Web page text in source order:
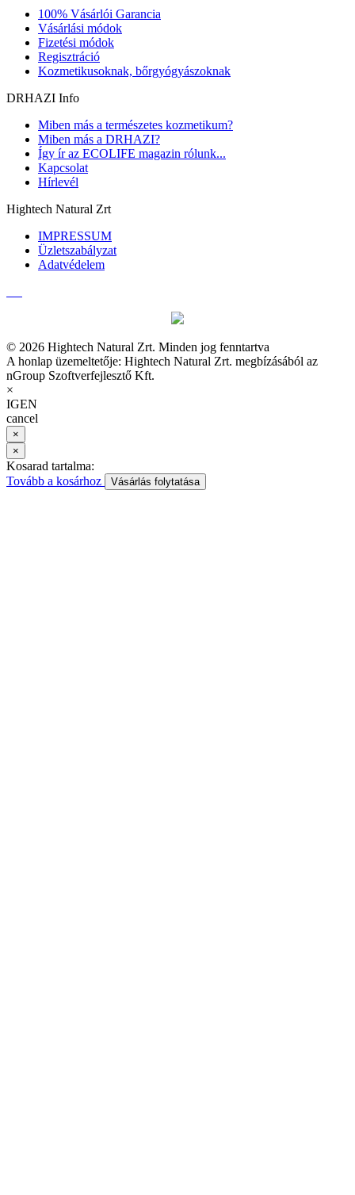
100% Vásárlói Garancia
Vásárlási módok
Fizetési módok
Regisztráció
Kozmetikusoknak, bőrgyógyászoknak
DRHAZI Info
Miben más a természetes kozmetikum?
Miben más a DRHAZI?
Így ír az ECOLIFE magazin rólunk...
Kapcsolat
Hírlevél
Hightech Natural Zrt
IMPRESSUM
Üzletszabályzat
Adatvédelem
© 2026 Hightech Natural Zrt. Minden jog fenntartva
A honlap üzemeltetője: Hightech Natural Zrt. megbízásából az
nGroup Szoftverfejlesztő Kft.
×
IGEN
cancel
×
×
Kosarad tartalma:
Tovább a kosárhoz
Vásárlás folytatása